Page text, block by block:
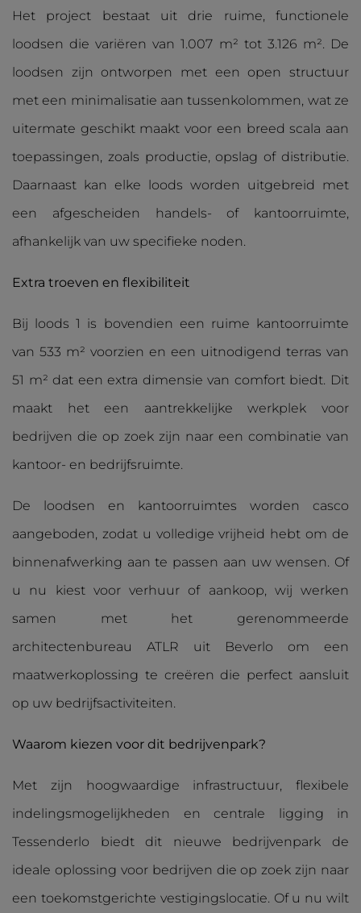
Het project bestaat uit drie ruime, functionele
loodsen die variëren van 1.007 m² tot 3.126 m². De
loodsen zijn ontworpen met een open structuur
met een minimalisatie aan tussenkolommen, wat ze
uitermate geschikt maakt voor een breed scala aan
toepassingen, zoals productie, opslag of distributie.
Daarnaast kan elke loods worden uitgebreid met
een afgescheiden handels- of kantoorruimte,
afhankelijk van uw specifieke noden.
Extra troeven en flexibiliteit
Bij loods 1 is bovendien een ruime kantoorruimte
van 533 m² voorzien en een uitnodigend terras van
51 m² dat een extra dimensie van comfort biedt. Dit
maakt het een aantrekkelijke werkplek voor
bedrijven die op zoek zijn naar een combinatie van
kantoor- en bedrijfsruimte.
De loodsen en kantoorruimtes worden casco
aangeboden, zodat u volledige vrijheid hebt om de
binnenafwerking aan te passen aan uw wensen. Of
u nu kiest voor verhuur of aankoop, wij werken
samen met het gerenommeerde
architectenbureau ATLR uit Beverlo om een
maatwerkoplossing te creëren die perfect aansluit
op uw bedrijfsactiviteiten.
Waarom kiezen voor dit bedrijvenpark?
Met zijn hoogwaardige infrastructuur, flexibele
indelingsmogelijkheden en centrale ligging in
Tessenderlo biedt dit nieuwe bedrijvenpark de
ideale oplossing voor bedrijven die op zoek zijn naar
een toekomstgerichte vestigingslocatie. Of u nu wilt